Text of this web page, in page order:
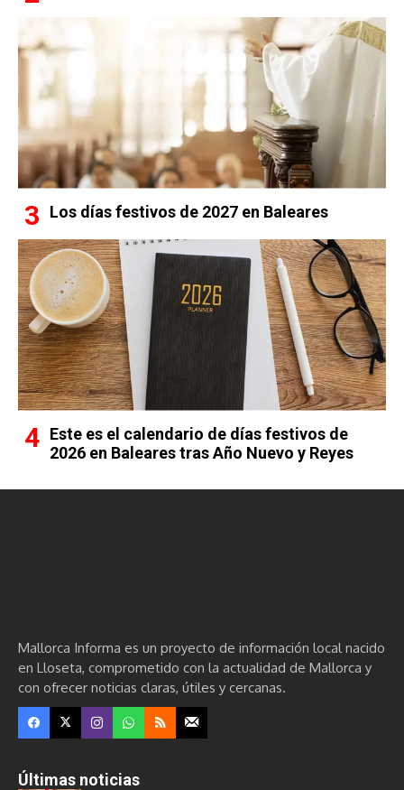
Los días festivos de 2027 en Baleares
Este es el calendario de días festivos de
2026 en Baleares tras Año Nuevo y Reyes
Mallorca Informa es un proyecto de información local nacido
en Lloseta, comprometido con la actualidad de Mallorca y
con ofrecer noticias claras, útiles y cercanas.
Últimas noticias